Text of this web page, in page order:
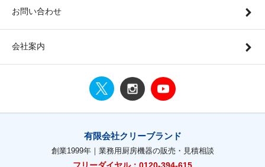
お問い合わせ
会社案内
有限会社クリーブランド
創業1999年｜業務用厨房機器の販売・見積相談
フリーダイヤル：0120-394-615